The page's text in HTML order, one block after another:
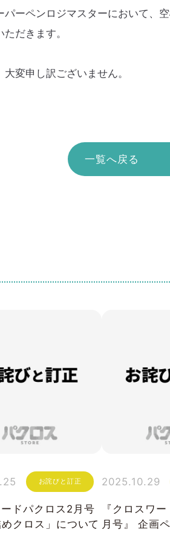
ーペンロジマスターにおいて、
だきます。
変申し訳ございません。
一覧へ戻る
お詫びと訂正
ドパクロス2月号
クロス」について
2025.10.29
『クロスワ
月号』 企画